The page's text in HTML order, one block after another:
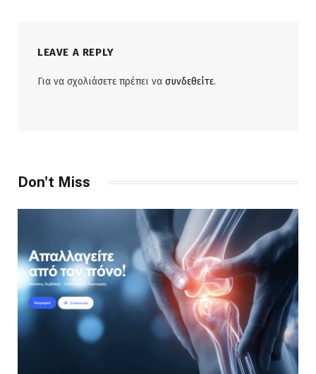
LEAVE A REPLY
Για να σχολιάσετε πρέπει να συνδεθείτε.
Don't Miss